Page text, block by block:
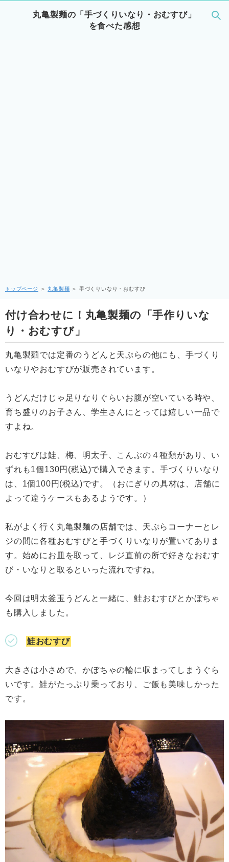
丸亀製麺の「手づくりいなり・おむすび」
を食べた感想
トップページ ＞ 丸亀製麺 ＞ 手づくりいなり・おむすび
付け合わせに！丸亀製麺の「手作りいな
り・おむすび」
丸亀製麺では定番のうどんと天ぷらの他にも、手づくり
いなりやおむすびが販売されています。
うどんだけじゃ足りなりぐらいお腹が空いている時や、
育ち盛りのお子さん、学生さんにとっては嬉しい一品で
すよね。
おむすびは鮭、梅、明太子、こんぶの４種類があり、い
ずれも1個130円(税込)で購入できます。手づくりいなり
は、1個100円(税込)です。（おにぎりの具材は、店舗に
よって違うケースもあるようです。）
私がよく行く丸亀製麺の店舗では、天ぷらコーナーとレ
ジの間に各種おむすびと手づくりいなりが置いてありま
す。始めにお皿を取って、レジ直前の所で好きなおむす
び・いなりと取るといった流れですね。
今回は明太釜玉うどんと一緒に、鮭おむすびとかぼちゃ
も購入しました。
鮭おむすび
大きさは小さめで、かぼちゃの輪に収まってしまうぐら
いです。鮭がたっぷり乗っており、ご飯も美味しかった
です。